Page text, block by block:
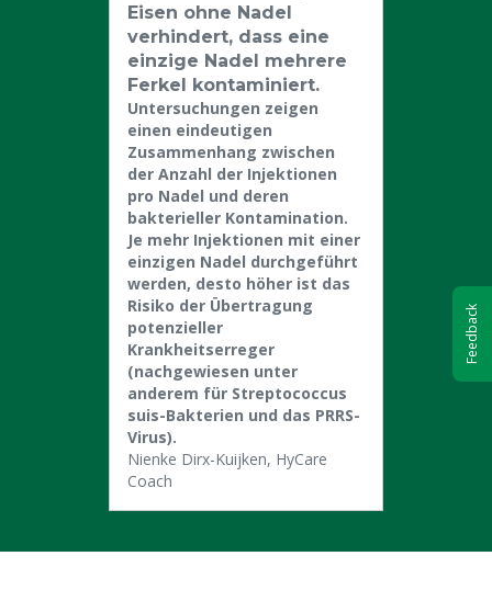
Eisen ohne Nadel
verhindert, dass eine
einzige Nadel mehrere
Ferkel kontaminiert.
Untersuchungen zeigen
einen eindeutigen
Zusammenhang zwischen
der Anzahl der Injektionen
pro Nadel und deren
bakterieller Kontamination.
Je mehr Injektionen mit einer
einzigen Nadel durchgeführt
werden, desto höher ist das
Risiko der Übertragung
potenzieller
Krankheitserreger
(nachgewiesen unter
anderem für Streptococcus
suis-Bakterien und das PRRS-
Virus).
Nienke Dirx-Kuijken, HyCare
Coach
Feedback